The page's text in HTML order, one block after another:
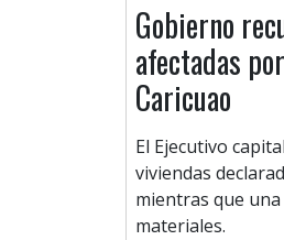
Gobierno
afectadas
Caricuao
El Ejecutivo
viviendas
mientras que
materiales.